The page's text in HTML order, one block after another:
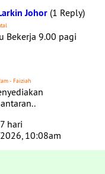
Johor (1 Reply)
Bekerja 9.00 pagi
- Faiziah
hari
10:08am